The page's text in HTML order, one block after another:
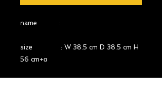
name :
size : W 38.5 cm D 38.5 cm H
56 cm+α